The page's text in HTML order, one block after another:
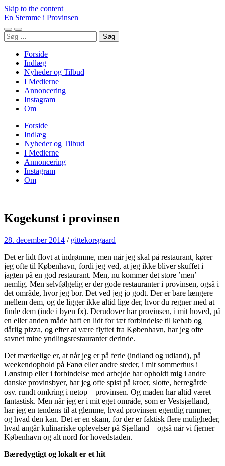
Skip to the content
En Stemme i Provinsen
Toggle
mobile
Toggle
search
Søg
efter:
Forside
Indlæg
Nyheder og Tilbud
I Medierne
Annoncering
Instagram
Om
Forside
Indlæg
Nyheder og Tilbud
I Medierne
Annoncering
Instagram
Om
Kogekunst i provinsen
28. december 2014 / gittekorsgaard
Det er lidt flovt at indrømme, men når jeg skal på restaurant, kører
jeg ofte til København, fordi jeg ved, at jeg ikke bliver skuffet i
jagten på en god restaurant. Men, nu kommer det store ’men’
nemlig. Men selvfølgelig er der gode restauranter i provinsen, også i
det område, hvor jeg bor. Det ved jeg jo godt. Der er bare længere
mellem dem, og de ligger ikke altid lige der, hvor du regner med at
finde dem (inde i byen fx). Derudover har provinsen, i mit hoved, på
en eller anden måde haft en lidt for tæt forbindelse til kebab og
dårlig pizza, og efter at være flyttet fra København, har jeg ofte
savnet mine yndlingsrestauranter derinde.
Det mærkelige er, at når jeg er på ferie (indland og udland), på
weekendophold på Fanø eller andre steder, i mit sommerhus i
Lønstrup eller i forbindelse med arbejde har opholdt mig i andre
danske provinsbyer, har jeg ofte spist på kroer, slotte, herregårde
osv. rundt omkring i netop – provinsen. Og maden har altid været
fantastisk. Men når jeg er i mit eget område, som er Vestsjælland,
har jeg en tendens til at glemme, hvad provinsen egentlig rummer,
og hvad den kan. Det er en skam, for der er faktisk flere muligheder,
hvad angår kulinariske oplevelser på Sjælland – også når vi fjerner
København og alt nord for hovedstaden.
Bæredygtigt og lokalt er et hit